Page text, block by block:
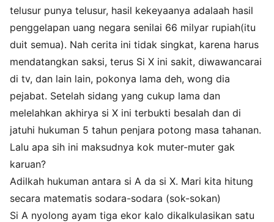
telusur punya telusur, hasil kekeyaanya adalaah hasil
penggelapan uang negara senilai 66 milyar rupiah(itu
duit semua). Nah cerita ini tidak singkat, karena harus
mendatangkan saksi, terus Si X ini sakit, diwawancarai
di tv, dan lain lain, pokonya lama deh, wong dia
pejabat. Setelah sidang yang cukup lama dan
melelahkan akhirya si X ini terbukti besalah dan di
jatuhi hukuman 5 tahun penjara potong masa tahanan.
Lalu apa sih ini maksudnya kok muter-muter gak
karuan?
Adilkah hukuman antara si A da si X. Mari kita hitung
secara matematis sodara-sodara (sok-sokan)
Si A nyolong ayam tiga ekor kalo dikalkulasikan satu